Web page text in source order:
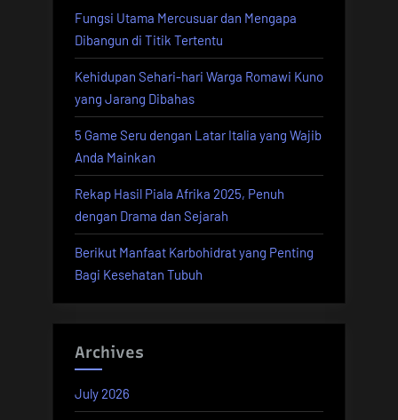
Fungsi Utama Mercusuar dan Mengapa
Dibangun di Titik Tertentu
Kehidupan Sehari-hari Warga Romawi Kuno
yang Jarang Dibahas
5 Game Seru dengan Latar Italia yang Wajib
Anda Mainkan
Rekap Hasil Piala Afrika 2025, Penuh
dengan Drama dan Sejarah
Berikut Manfaat Karbohidrat yang Penting
Bagi Kesehatan Tubuh
Archives
July 2026